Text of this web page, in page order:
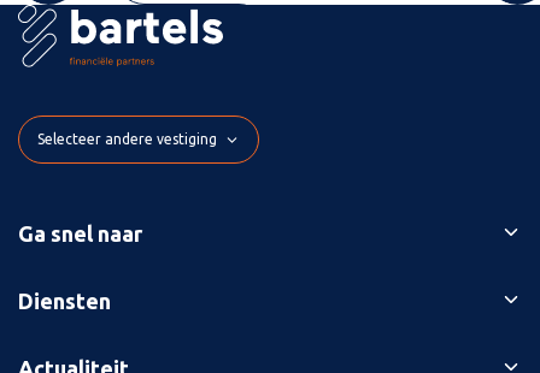
Selecteer andere vestiging
Ga snel naar
Ons verhaal
Diensten
Bedrijfsopvolging
Actualiteit